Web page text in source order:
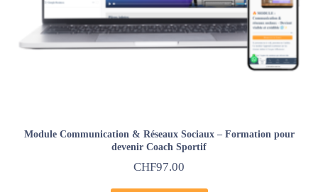
Module Communication & Réseaux Sociaux – Formation pour
devenir Coach Sportif
CHF97.00